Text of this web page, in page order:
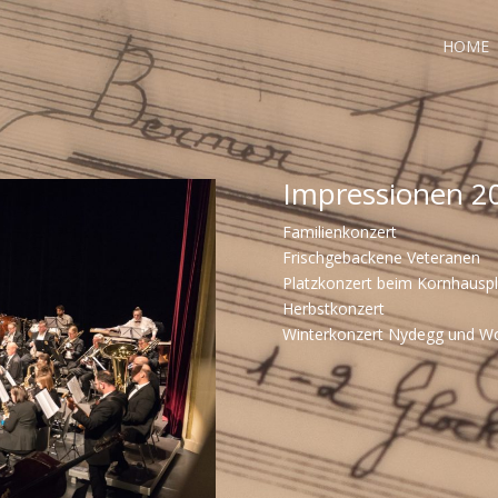
HOME
Impressionen
Familienkonzert
Frischgebackene Veteranen
Platzkonzert beim
Herbstkonzert
Winterkonzert Nydegg und